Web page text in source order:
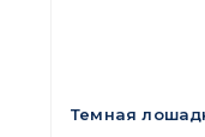
Темная